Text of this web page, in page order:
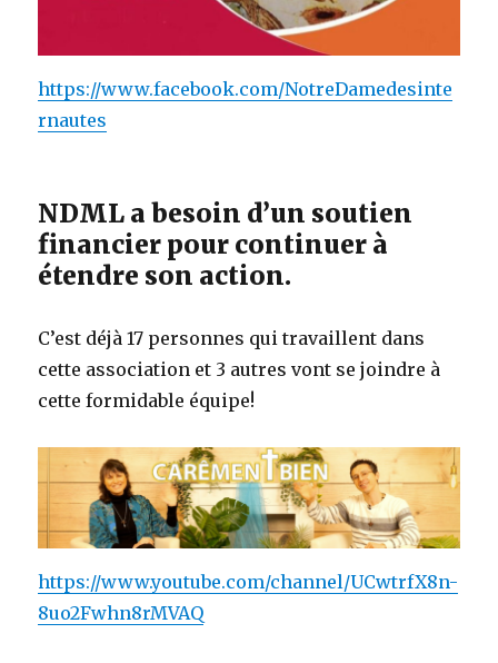
https://www.facebook.com/NotreDamedesinte
rnautes
NDML a besoin d’un soutien
financier pour continuer à
étendre son action.
C’est déjà 17 personnes qui travaillent dans
cette association et 3 autres vont se joindre à
cette formidable équipe!
https://www.youtube.com/channel/UCwtrfX8n-
8uo2Fwhn8rMVAQ